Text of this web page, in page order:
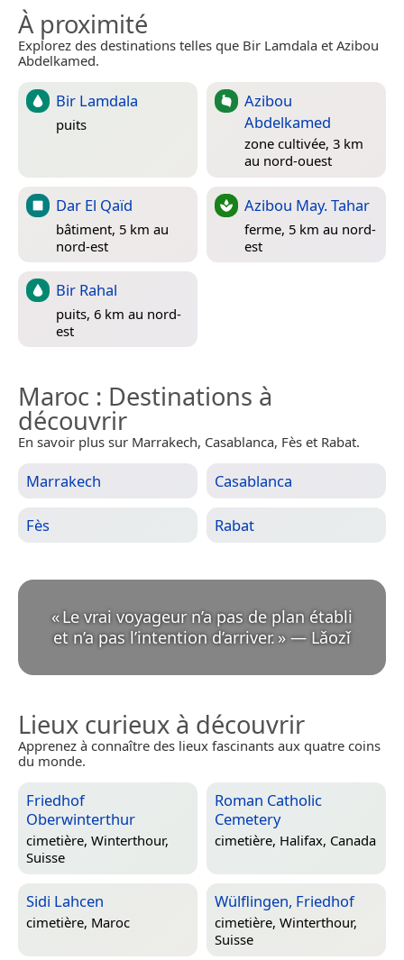
À proximité
Explorez des destinations telles que Bir Lamdala et Azibou
Abdelkamed.
Bir Lamdala
puits
Azibou
Abdelkamed
zone cultivée, 3 km
au nord-ouest
Dar El Qaïd
bâtiment, 5 km au
nord-est
Azibou May. Tahar
ferme, 5 km au nord-
est
Bir Rahal
puits, 6 km au nord-
est
Maroc : Destinations à
découvrir
En savoir plus sur Marrakech, Casablanca, Fès et Rabat.
Marrakech Casablanca
Fès Rabat
«Le vrai voyageur n’a pas de plan établi
et n’a pas l’intention d’arriver. » — Lǎozǐ
Lieux curieux à découvrir
Apprenez à connaître des lieux fascinants aux quatre coins
du monde.
Friedhof
Oberwinterthur
cimetière, Winterthour,
Suisse
Roman Catholic
Cemetery
cimetière, Halifax, Canada
Sidi Lahcen
cimetière, Maroc
Wülflingen, Friedhof
cimetière, Winterthour,
Suisse